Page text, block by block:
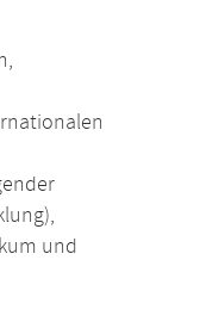
und